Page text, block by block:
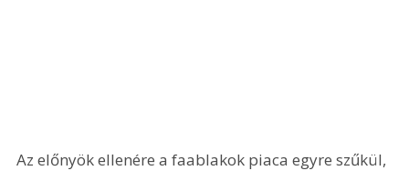
Az előnyök ellenére a faablakok piaca egyre szűkül,